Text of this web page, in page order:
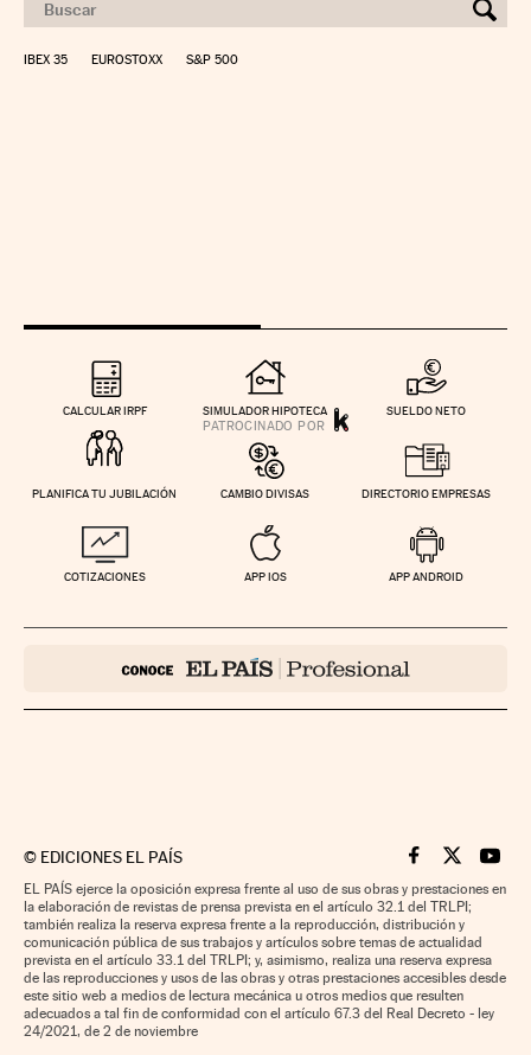
IBEX 35 EUROSTOXX S&P 500
CALCULAR IRPF SIMULADOR HIPOTECA SUELDO NETO
PLANIFICA TU JUBILACIÓN CAMBIO DIVISAS DIRECTORIO EMPRESAS
COTIZACIONES APP IOS APP ANDROID
© EDICIONES EL PAÍS Cinco Días en
Cinco Días
Cinco
EL PAÍS ejerce la oposición expresa frente al uso de sus obras y prestaciones en
la elaboración de revistas de prensa prevista en el artículo 32.1 del TRLPI;
también realiza la reserva expresa frente a la reproducción, distribución y
comunicación pública de sus trabajos y artículos sobre temas de actualidad
prevista en el artículo 33.1 del TRLPI; y, asimismo, realiza una reserva expresa
de las reproducciones y usos de las obras y otras prestaciones accesibles desde
este sitio web a medios de lectura mecánica u otros medios que resulten
adecuados a tal fin de conformidad con el artículo 67.3 del Real Decreto - ley
24/2021, de 2 de noviembre